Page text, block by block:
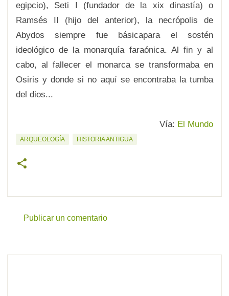
egipcio), Seti I (fundador de la xix dinastía) o
Ramsés II (hijo del anterior), la necrópolis de
Abydos siempre fue básicapara el sostén
ideológico de la monarquía faraónica. Al fin y al
cabo, al fallecer el monarca se transformaba en
Osiris y donde si no aquí se encontraba la tumba
del dios...
Vía: El Mundo
ARQUEOLOGÍA HISTORIA ANTIGUA
Publicar un comentario